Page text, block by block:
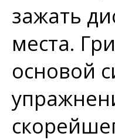
зажать
места.
основой